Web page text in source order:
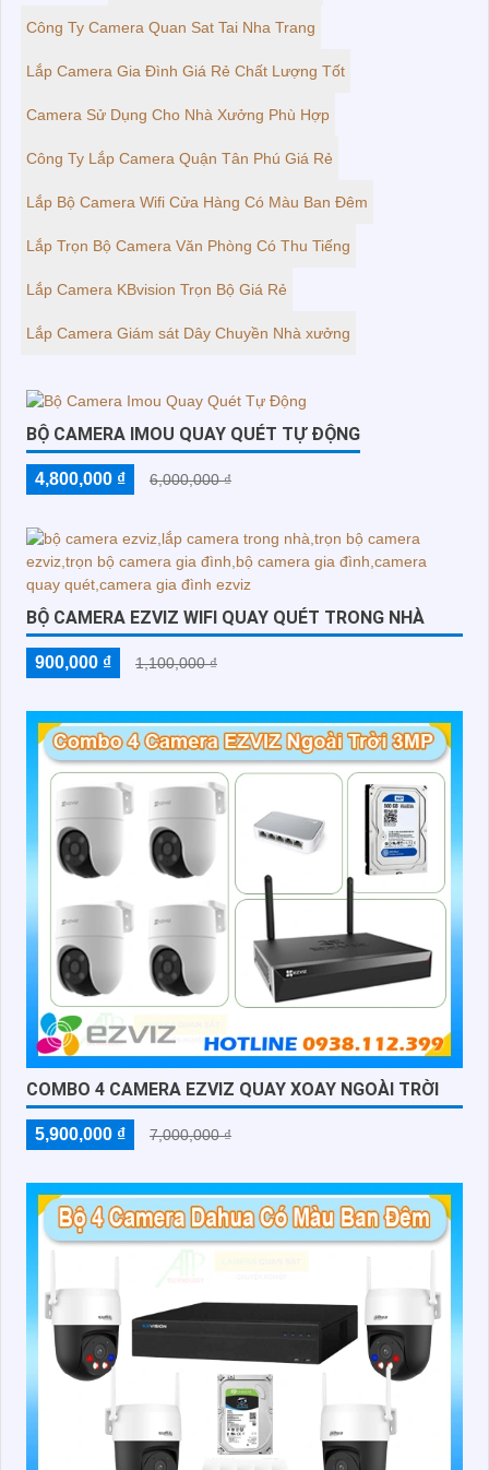
Công Ty Camera Quan Sat Tai Nha Trang
Lắp Camera Gia Đình Giá Rẻ Chất Lượng Tốt
Camera Sử Dụng Cho Nhà Xưởng Phù Hợp
Công Ty Lắp Camera Quận Tân Phú Giá Rẻ
Lắp Bộ Camera Wifi Cửa Hàng Có Màu Ban Đêm
Lắp Trọn Bộ Camera Văn Phòng Có Thu Tiếng
Lắp Camera KBvision Trọn Bộ Giá Rẻ
Lắp Camera Giám sát Dây Chuyền Nhà xưởng
BỘ CAMERA IMOU QUAY QUÉT TỰ ĐỘNG
4,800,000 ₫ 6,000,000 ₫
BỘ CAMERA EZVIZ WIFI QUAY QUÉT TRONG NHÀ
900,000 ₫ 1,100,000 ₫
COMBO 4 CAMERA EZVIZ QUAY XOAY NGOÀI TRỜI
5,900,000 ₫ 7,000,000 ₫